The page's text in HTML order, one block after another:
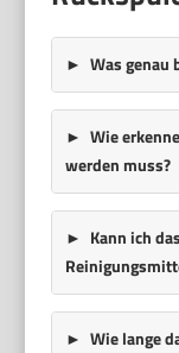
Was genau
Wie
werden muss?
Kann ich
Wie lange